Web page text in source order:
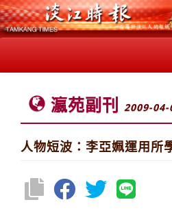
瀛苑副刊 2009-04-
人物短波：李亞姵運用所